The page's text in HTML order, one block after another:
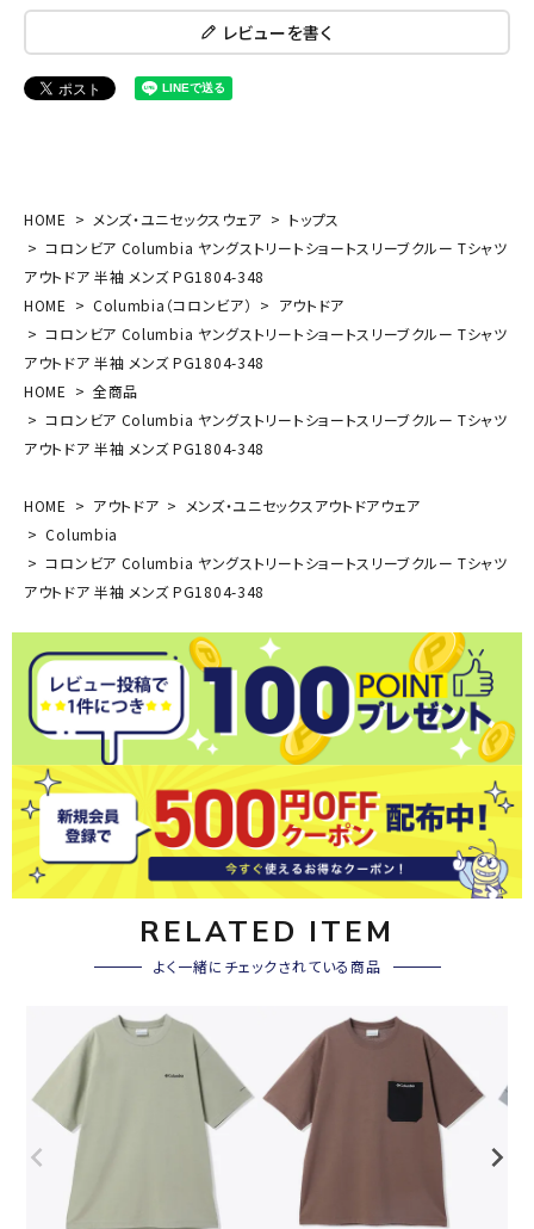
レビューを書く
HOME メンズ・ユニセックスウェア
トップス
コロンビア Columbia ヤングストリートショートスリーブクルー Tシャツ
アウトドア 半袖 メンズ PG1804-348
HOME
Columbia（コロンビア）
アウトドア
コロンビア Columbia ヤングストリートショートスリーブクルー Tシャツ
アウトドア 半袖 メンズ PG1804-348
HOME
全商品
コロンビア Columbia ヤングストリートショートスリーブクルー Tシャツ
アウトドア 半袖 メンズ PG1804-348
HOME アウトドア
メンズ・ユニセックスアウトドアウェア
Columbia
コロンビア Columbia ヤングストリートショートスリーブクルー Tシャツ
アウトドア 半袖 メンズ PG1804-348
RELATED ITEM
よく一緒にチェックされている商品